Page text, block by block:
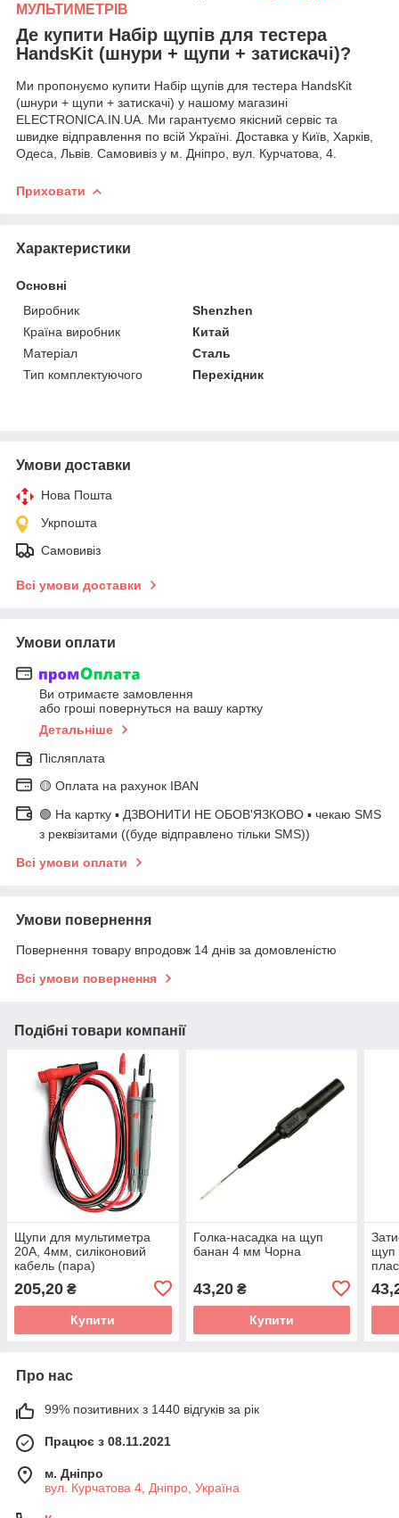
МУЛЬТИМЕТРІВ
Де купити Набір щупів для тестера
HandsKit (шнури + щупи + затискачі)?
Ми пропонуємо купити Набір щупів для тестера HandsKit
(шнури + щупи + затискачі) у нашому магазині
ELECTRONICA.IN.UA. Ми гарантуємо якісний сервіс та
швидке відправлення по всій Україні. Доставка у Київ, Харків,
Одеса, Львів. Самовивіз у м. Дніпро, вул. Курчатова, 4.
Приховати
Характеристики
Основні
Виробник
Shenzhen
Країна виробник
Китай
Матеріал
Сталь
Тип комплектуючого
Перехідник
Умови доставки
Нова Пошта
Укрпошта
Самовивіз
Всі умови доставки
Умови оплати
Ви отримаєте замовлення
або гроші повернуться на вашу картку
Детальніше
Післяплата
🟡 Оплата на рахунок IBAN
🟢 На картку ▪️ ДЗВОНИТИ НЕ ОБОВ'ЯЗКОВО ▪️ чекаю SMS
з реквізитами ((буде відправлено тільки SMS))
Всі умови оплати
Умови повернення
Повернення товару впродовж 14 днів за домовленістю
Всі умови повернення
Подібні товари компанії
Щупи для мультиметра
20А, 4мм, силіконовий
кабель (пара)
205,20 ₴
Купити
Голка-насадка на щуп
банан 4 мм Чорна
43,20₴
Купити
щуп
Про нас
99% позитивних з 1440 відгуків за рік
Працює з 08.11.2021
м. Дніпро
вул. Курчатова 4, Дніпро, Україна